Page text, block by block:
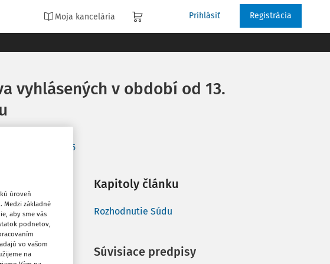
Moja kancelária Prihlásiť Registrácia
vyhlásených v období od 13.
revue 5/2025
Vytlačiť
Obľúbené
Kapitoly článku
Rozhodnutie Súdu
Súvisiace predpisy
úroveň
Medzi základné
aby sme vás
podnetov,
vo vašom
na